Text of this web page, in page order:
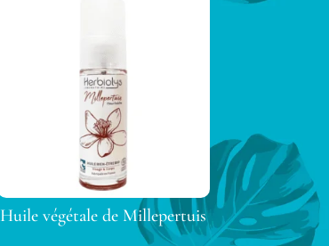
Huile végétale de Millepertuis